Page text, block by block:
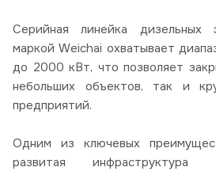
Серийная линейка дизельных
маркой Weichai охватывает
до 2000 кВт, что позволяет
небольших объектов, так и
предприятий.
Одним из ключевых
развитая инфраструктура